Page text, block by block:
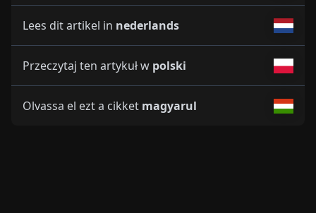
Lees dit artikel in nederlands
Przeczytaj ten artykuł w polski
Olvassa el ezt a cikket magyarul